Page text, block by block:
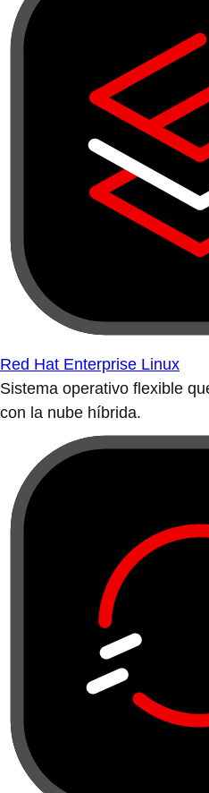
Red Hat Enterprise Linux
Sistema operativo flexible
con la nube híbrida.